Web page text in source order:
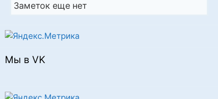
Заметок еще нет
Мы в VK